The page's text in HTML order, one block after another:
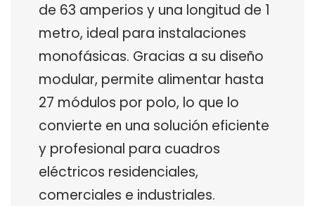
de 63 amperios y una longitud de 1
metro, ideal para instalaciones
monofásicas. Gracias a su diseño
modular, permite alimentar hasta
27 módulos por polo, lo que lo
convierte en una solución eficiente
y profesional para cuadros
eléctricos residenciales,
comerciales e industriales.